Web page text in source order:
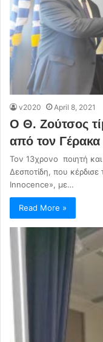
v2020 April 8, 2021
Ο Θ. Ζούτσος
από τον Γέρακα
Τον 13χρονο ποιητή
Δεσποτίδη, που
Innocence», με…
Read More »